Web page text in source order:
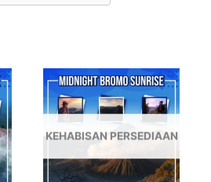
KEHABISAN PERSEDIAAN